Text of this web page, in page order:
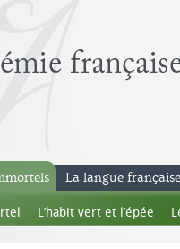
L’habit vert et l’épée
La langue française